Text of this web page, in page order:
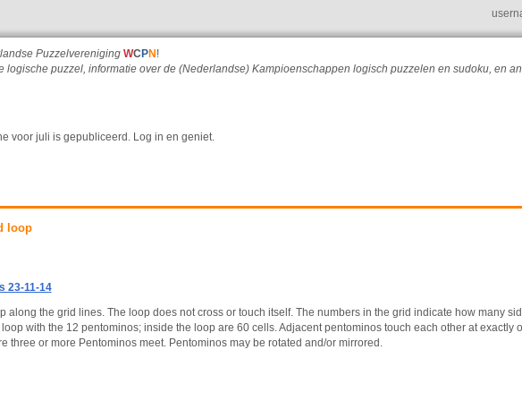
Puzzelvereniging WC PN !
logische puzzel, informatie over de (Nederlandse) Kampioenschappen logisch puzzelen en sudoku, en
voor juli is gepubliceerd. Log in en geniet.
loop
23-11-14
along the grid lines. The loop does not cross or touch itself. The numbers in the grid indicate how many
with the 12 pentominos; inside the loop are 60 cells. Adjacent pentominos touch each other at exactly
three or more Pentominos meet. Pentominos may be rotated and/or mirrored.